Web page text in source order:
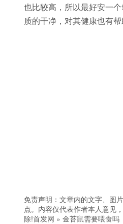
也比较高，所以最好安一
质的干净，对其健康也有帮
免责声明：文章内的文字、图
点。内容仅代表作者本人意见
除!首发网 » 金苔鼠需要喂食吗